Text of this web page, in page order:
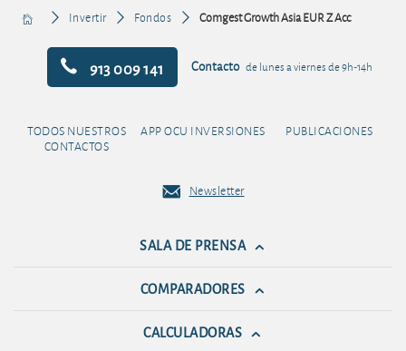
Invertir Fondos Comgest Growth Asia EUR Z Acc
913 009 141 Contacto de lunes a viernes de 9h-14h
TODOS NUESTROS
CONTACTOS
APP OCU INVERSIONES PUBLICACIONES
Newsletter
SALA DE PRENSA
COMPARADORES
CALCULADORAS